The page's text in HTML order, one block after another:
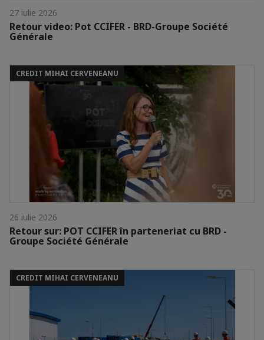
27 iulie 2026
Retour video: Pot CCIFER - BRD-Groupe Société
Générale
CREDIT MIHAI CERVENEANU
26 iulie 2026
Retour sur: POT CCIFER în parteneriat cu BRD -
Groupe Société Générale
CREDIT MIHAI CERVENEANU